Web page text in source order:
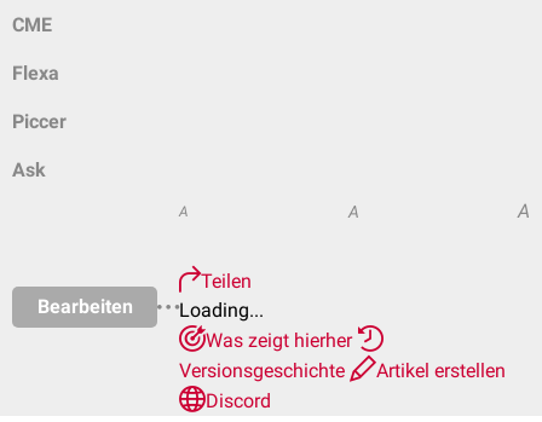
CME
Flexa
Piccer
Ask
Bearbeiten
A A A
Teilen
Loading...
Was zeigt hierher
Versionsgeschichte
Artikel erstellen
Discord